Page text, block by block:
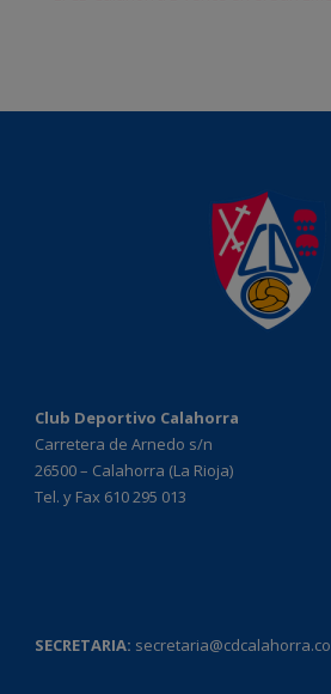
Club Deportivo Calahorra
Carretera de Arnedo s/n
26500 – Calahorra (La Rioja)
Tel. y Fax 610 295 013
SECRETARIA: